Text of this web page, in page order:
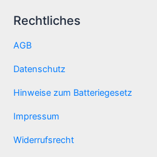
Rechtliches
AGB
Datenschutz
Hinweise zum Batteriegesetz
Impressum
Widerrufsrecht